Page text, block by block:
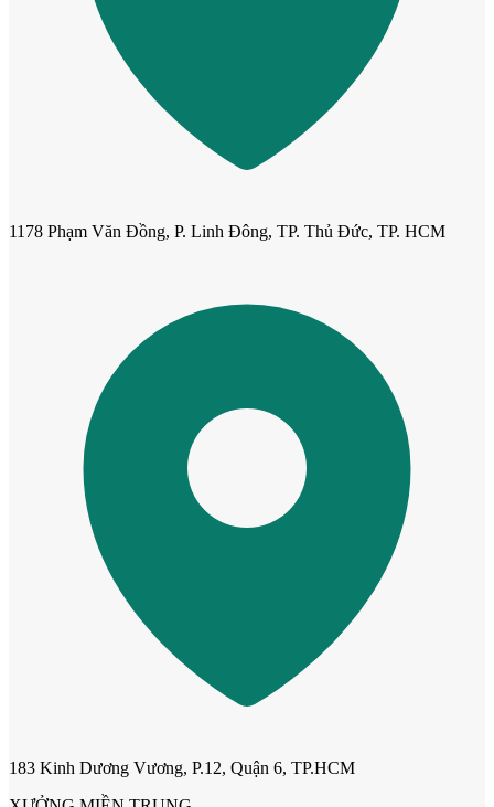
Cửa Nhựa Giá Rẻ
Cửa Nhựa Vân Gỗ
1178 Phạm Văn Đồng, P. Linh Đông, TP. Thủ Đức, TP. HCM
183 Kinh Dương Vương, P.12, Quận 6, TP.HCM